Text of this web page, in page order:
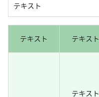
テキスト
テキスト テキスト
テキスト